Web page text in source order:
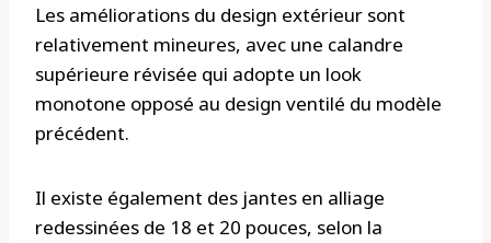
Les améliorations du design extérieur sont
relativement mineures, avec une calandre
supérieure révisée qui adopte un look
monotone opposé au design ventilé du modèle
précédent.
Il existe également des jantes en alliage
redessinées de 18 et 20 pouces, selon la